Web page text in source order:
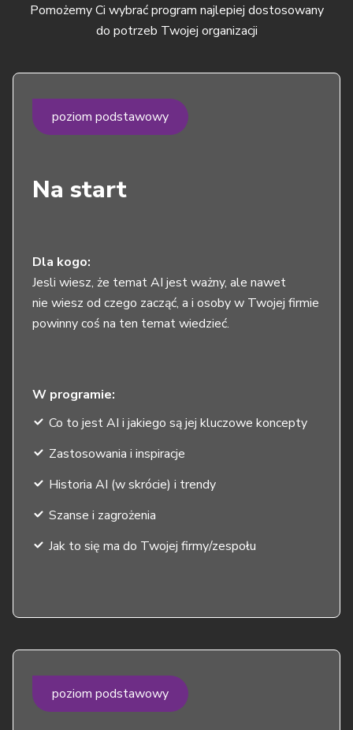
Pomożemy Ci wybrać program najlepiej dostosowany
do potrzeb Twojej organizacji
poziom podstawowy
Na start
Dla kogo:
Jesli wiesz, że temat AI jest ważny, ale nawet
nie wiesz od czego zacząć, a i osoby w Twojej firmie
powinny coś na ten temat wiedzieć.
W programie:
Co to jest AI i jakiego są jej kluczowe koncepty
Zastosowania i inspiracje
Historia AI (w skrócie) i trendy
Szanse i zagrożenia
Jak to się ma do Twojej firmy/zespołu
poziom podstawowy